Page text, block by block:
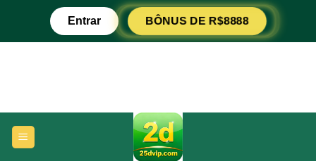
o
Entrar BÔNUS DE R$8888